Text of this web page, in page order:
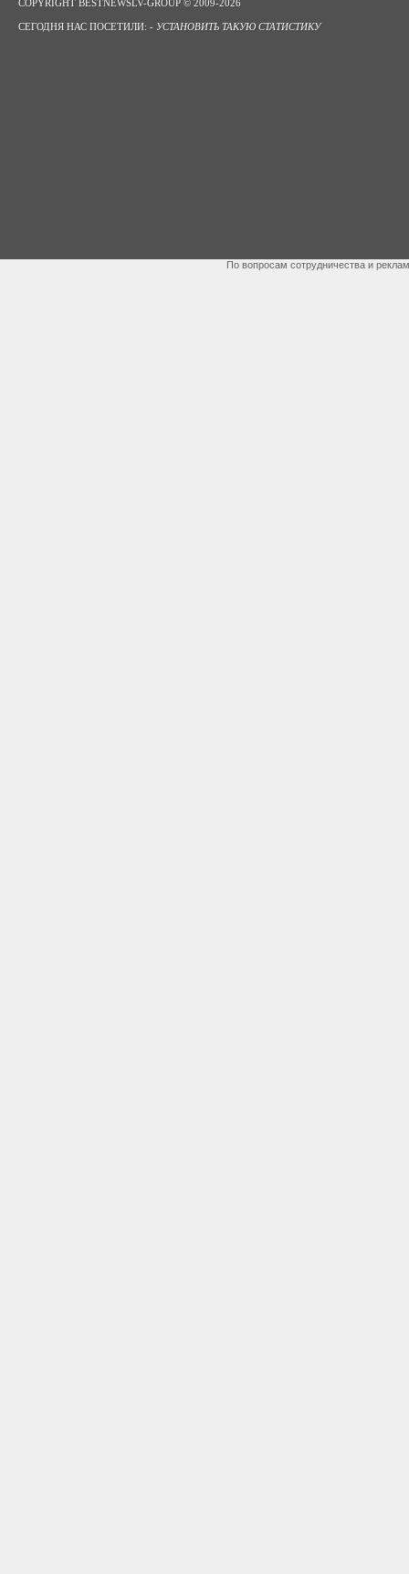
COPYRIGHT BESTNEWSLV-GROUP © 2009-2026
СЕГОДНЯ НАС ПОСЕТИЛИ: - УСТАНОВИТЬ ТАКУЮ СТАТИСТИКУ
По вопросам сотрудничества и